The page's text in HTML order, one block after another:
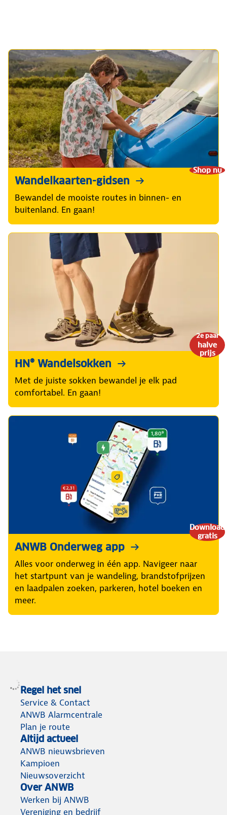
Shop nu
Wandelkaarten-gidsen
Bewandel de mooiste routes in binnen- en
buitenland. En gaan!
2e paar
halve
prijs
HN® Wandelsokken
Met de juiste sokken bewandel je elk pad
comfortabel. En gaan!
Download
gratis
ANWB Onderweg app
Alles voor onderweg in één app. Navigeer naar
het startpunt van je wandeling, brandstofprijzen
en laadpalen zoeken, parkeren, hotel boeken en
meer.
Regel het snel
Service & Contact
ANWB Alarmcentrale
Plan je route
Altijd actueel
ANWB nieuwsbrieven
Kampioen
Nieuwsoverzicht
Over ANWB
Werken bij ANWB
Vereniging en bedrijf